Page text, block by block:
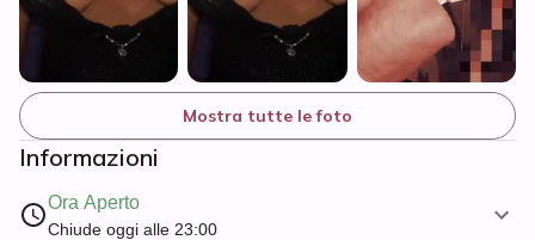
Mostra tutte le foto
Informazioni
Ora Aperto
Chiude oggi alle 23:00